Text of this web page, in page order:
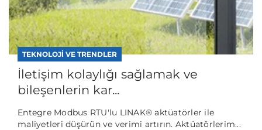
TEKNOLOJI VE TRENDLER
İletişim kolaylığı sağlamak ve
bileşenlerin kar...
Entegre Modbus RTU'lu LINAK® aktüatörler ile
maliyetleri düşürün ve verimi artırın. Aktüatörlerim...